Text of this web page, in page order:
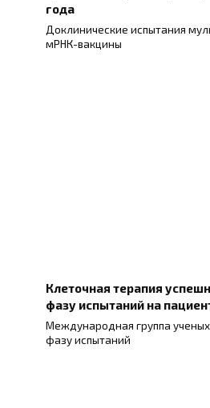
года
Доклинические испытания
мРНК-вакцины
Клеточная терапия
фазу испытаний на
Международная группа
фазу испытаний